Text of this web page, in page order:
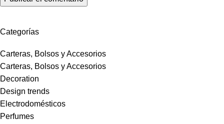
Categorías
Carteras, Bolsos y Accesorios
Carteras, Bolsos y Accesorios
Decoration
Design trends
Electrodomésticos
Perfumes